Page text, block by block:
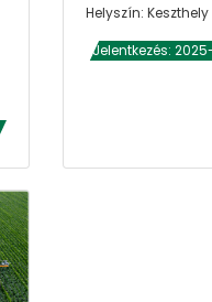
Helyszín: Keszthely
Jelentkezés: